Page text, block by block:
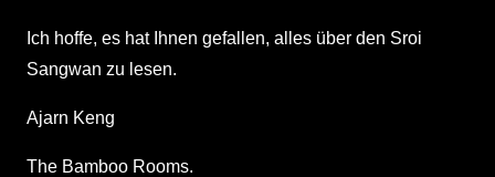
Ich hoffe, es hat Ihnen gefallen, alles über den Sroi
Sangwan zu lesen.
Ajarn Keng
The Bamboo Rooms.